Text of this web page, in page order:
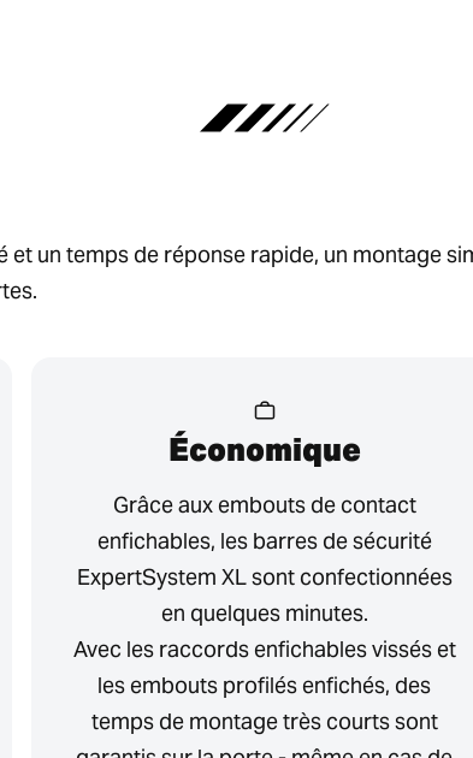
et un temps de réponse rapide, un montage
Économique
Grâce aux embouts de contact
enfichables, les barres de sécurité
ExpertSystem XL sont confectionnées
en quelques minutes.
Avec les raccords enfichables vissés et
les embouts profilés enfichés, des
temps de montage très courts sont